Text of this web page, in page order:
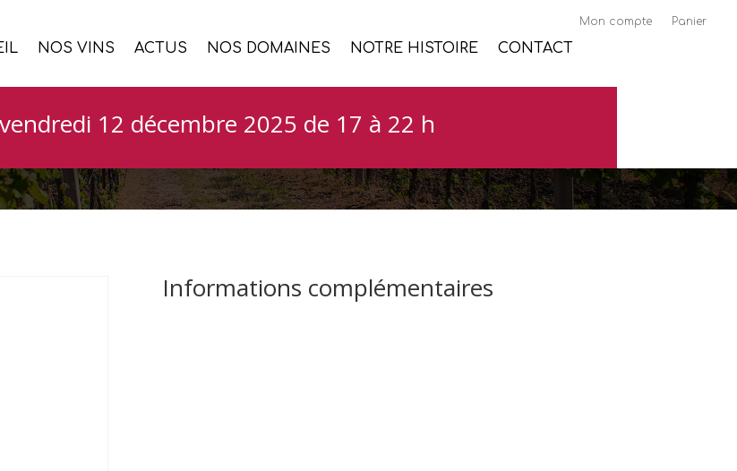
Mon compte Panier
NOS VINS ACTUS NOS DOMAINES NOTRE HISTOIRE CONTACT
12 décembre 2025 de 17 à 22 h
Promo
Informations complémentaires